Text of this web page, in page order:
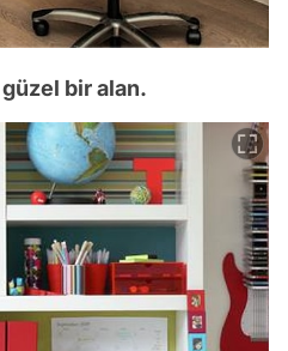
bir alan.